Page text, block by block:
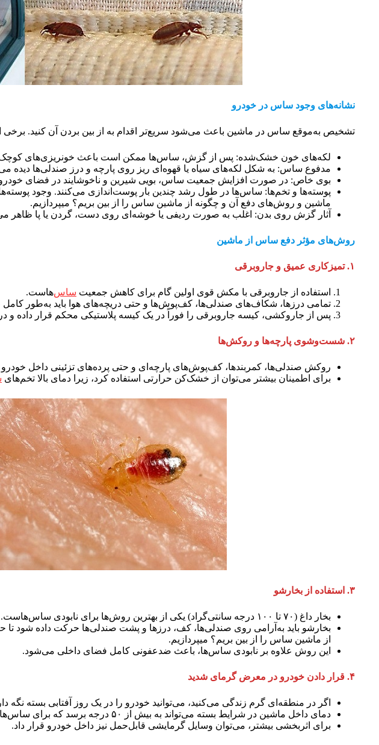
نشانه‌های وجود ساس در خودرو
تشخیص به‌موقع ساس در ماشین باعث می‌شود سریع‌تر اقدام به از بین بردن آن کنید. برخی از
لکه‌های خون خشک‌شده: پس از گزش، ساس‌ها ممکن است باعث خونریزی‌های کوچک
مدفوع ساس: به شکل لکه‌های سیاه یا قهوه‌ای ریز روی پارچه و درز صندلی‌ها دیده
بوی خاص: در صورت افزایش جمعیت ساس، بویی شیرین و ناخوشایند در فضای
پوسته‌ها و تخم‌ها: ساس‌ها در طول رشد چندین بار پوست‌اندازی می‌کنند. وجود
ماشین و روش‌های دفع آن و چگونه از ماشین ساس را از بین بریم؟ میپردازیم.
آثار گزش روی بدن: اغلب به صورت ردیفی یا خوشه‌ای روی دست، گردن یا پا ظاهر
روش‌های مؤثر دفع ساس از ماشین
۱. تمیزکاری عمیق و جاروبرقی
استفاده از جاروبرقی با مکش قوی اولین گام برای کاهش جمعیت ساس‌هاست.
تمامی درزها، شکاف‌های صندلی‌ها، کف‌پوش‌ها و حتی دریچه‌های هوا باید به‌طور کامل
پس از جاروکشی، کیسه جاروبرقی را فوراً در یک کیسه پلاستیکی محکم قرار داده و در
۲. شست‌وشوی پارچه‌ها و روکش‌ها
روکش صندلی‌ها، کمربندها، کف‌پوش‌های پارچه‌ای و حتی پرده‌های تزئینی داخل خودرو را جدا کرده
برای اطمینان بیشتر می‌توان از خشک‌کن حرارتی استفاده کرد، زیرا دمای بالا تخم‌های
۳. استفاده از بخارشو
بخار داغ (۷۰ تا ۱۰۰ درجه سانتی‌گراد) یکی از بهترین روش‌ها برای نابودی ساس‌هاست.
بخارشو باید به‌آرامی روی صندلی‌ها، کف، درزها و پشت صندلی‌ها حرکت داده شود
از ماشین ساس را از بین بریم؟ میپردازیم.
این روش علاوه بر نابودی ساس‌ها، باعث ضدعفونی کامل فضای داخلی می‌شود.
۴. قرار دادن خودرو در معرض گرمای شدید
اگر در منطقه‌ای گرم زندگی می‌کنید، می‌توانید خودرو را در یک روز آفتابی بسته نگه
دمای داخل ماشین در شرایط بسته می‌تواند به بیش از ۵۰ درجه برسد که برای ساس‌ها کشنده است.
برای اثربخشی بیشتر، می‌توان وسایل گرمایشی قابل‌حمل نیز داخل خودرو قرار داد.